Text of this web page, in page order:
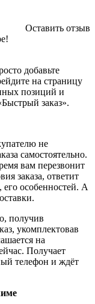
Оставить отзыв
добавьте
на страницу
позиций и
заказ».
не
самостоятельно.
вам перезвонит
заказа, ответит
его особенностей. А
получив
укомплектовав
на
Получает
телефон и ждёт